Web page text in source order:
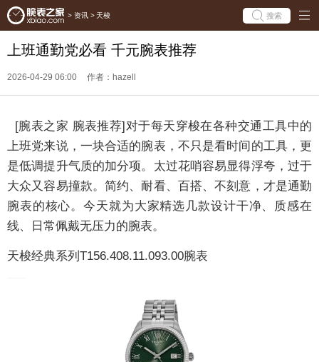
> 资讯 > 天梭 搜索
上班通勤党必看 千元腕表推荐
2026-04-29 06:00 作者：hazell
[腕表之家 腕表推荐]对于每天穿梭在各种交通工具中的
上班党来说，一块合适的腕表，不只是看时间的工具，更
是低调提升气质的加分项。太过花哨容易显得浮夸，过于
大众又容易撞款。简约、耐看、百搭、不刻意，才是通勤
腕表的核心。今天就为大家精选几款设计干净、质感在
线、日常佩戴无压力的腕表。
天梭经典系列T156.408.11.093.00腕表